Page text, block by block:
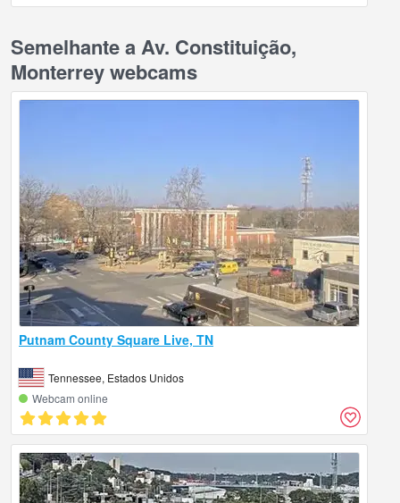
Semelhante a Av. Constituição,
Monterrey webcams
Putnam County Square Live, TN
Tennessee, Estados Unidos
Webcam online